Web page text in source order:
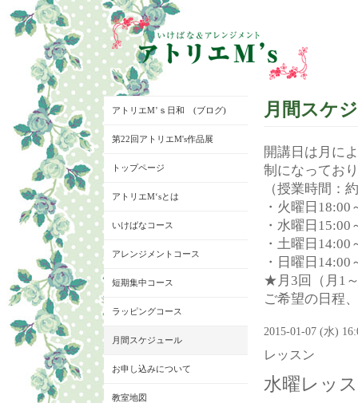
月間スケ
開講日は月に
制になってお
（授業時間：
・火曜日18:00
・水曜日15:00
・土曜日14:00
・日曜日14:00
★月3回（月1
ご希望の日程
2015-01-07 (水)
レッスン
水曜レッ
アトリエM’ｓ日和 (ブログ)
第22回アトリエM's作品展
トップページ
アトリエM‘sとは
いけばなコース
アレンジメントコース
短期集中コース
ラッピングコース
月間スケジュール
お申し込みについて
教室地図